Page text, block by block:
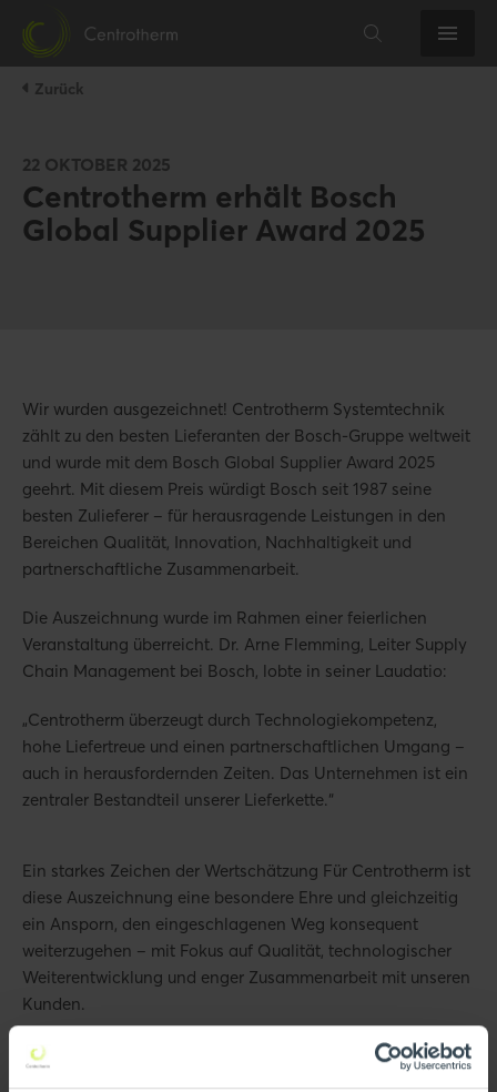
Zurück
22 OKTOBER 2025
Centrotherm erhält Bosch
Global Supplier Award 2025
Wir wurden ausgezeichnet! Centrotherm Systemtechnik
zählt zu den besten Lieferanten der Bosch-Gruppe weltweit
und wurde mit dem Bosch Global Supplier Award 2025
geehrt. Mit diesem Preis würdigt Bosch seit 1987 seine
besten Zulieferer – für herausragende Leistungen in den
Bereichen Qualität, Innovation, Nachhaltigkeit und
partnerschaftliche Zusammenarbeit.
Die Auszeichnung wurde im Rahmen einer feierlichen
Veranstaltung überreicht. Dr. Arne Flemming, Leiter Supply
Chain Management bei Bosch, lobte in seiner Laudatio:
„Centrotherm überzeugt durch Technologiekompetenz,
hohe Liefertreue und einen partnerschaftlichen Umgang –
auch in herausfordernden Zeiten. Das Unternehmen ist ein
zentraler Bestandteil unserer Lieferkette.“
Ein starkes Zeichen der Wertschätzung Für Centrotherm ist
diese Auszeichnung eine besondere Ehre und gleichzeitig
ein Ansporn, den eingeschlagenen Weg konsequent
weiterzugehen – mit Fokus auf Qualität, technologischer
Weiterentwicklung und enger Zusammenarbeit mit unseren
Kunden.
Raino Rieseler, Geschäftsführer der Centrotherm